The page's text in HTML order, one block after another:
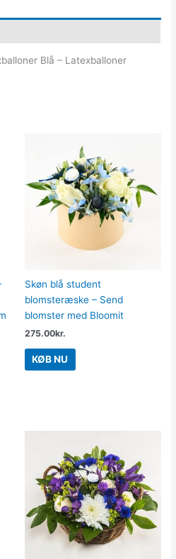
Blå – Latexballoner
Skøn blå student
blomsteræske – Send
blomster med Bloomit
275.00kr.
KØB NU